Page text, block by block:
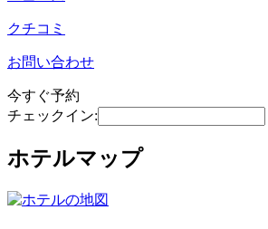
クチコミ
お問い合わせ
今すぐ予約
チェックイン:
ホテルマップ